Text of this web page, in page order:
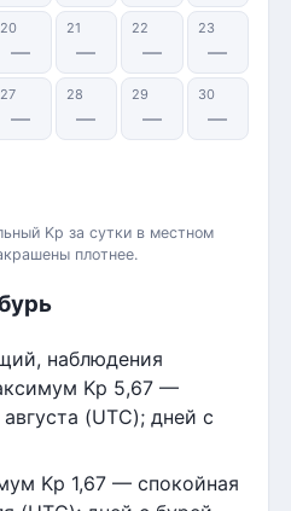
20
—
21
—
22
—
23
—
27
—
28
—
29
—
30
—
Kp за сутки в местном
плотнее.
наблюдения
Kp 5,67 —
(UTC); дней с
Kp 1,67 — спокойная